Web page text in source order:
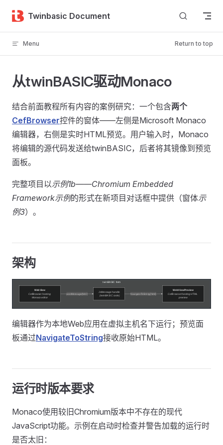
Skip to content
Twinbasic Document
Menu Return to top
从twinBASIC驱动Monaco
结合前面教程所有内容的案例研究：一个包含两个
CefBrowser控件的窗体——左侧是Microsoft Monaco
编辑器，右侧是实时HTML预览。用户输入时，Monaco
将编辑的源代码发送给twinBASIC，后者将其镜像到预览
面板。
完整项目以示例1b——Chromium Embedded
Framework示例的形式在新项目对话框中提供（窗体示
例3）。
架构
编辑器作为本地Web应用在虚拟主机名下运行；预览面
板通过NavigateToString接收原始HTML。
运行时版本要求
Monaco使用较旧Chromium版本中不存在的现代
JavaScript功能。示例在启动时检查并警告加载的运行时
是否太旧：